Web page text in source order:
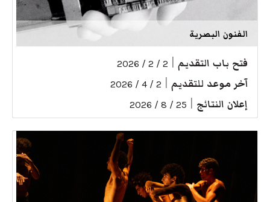
الفنون البصرية
فتح باب التقديم 2 / 2 / 2026
آخر موعد للتقديم 2 / 4 / 2026
إعلان النتائج 25 / 8 / 2026